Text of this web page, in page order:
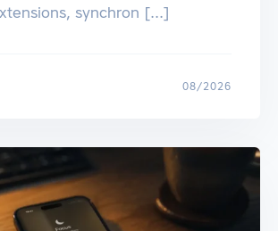
synchron [...]
08/2026